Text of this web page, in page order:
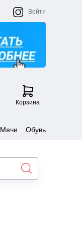
Войти
Корзина
Мячи Обувь